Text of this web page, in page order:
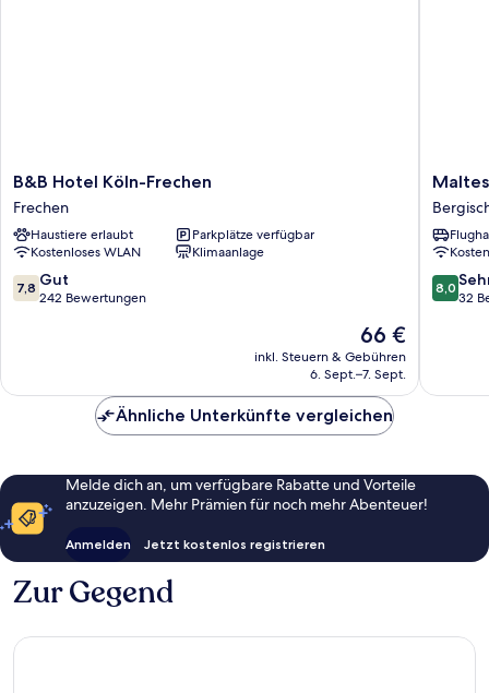
B&B
Hotel
Köln-
Frechen
Frechen
B&B Hotel Köln-Frechen
Frechen
Haustiere erlaubt
Parkplätze verfügbar
Kostenloses WLAN
Klimaanlage
7.8
von
7,8 Gut
242 Bewertungen
Der
Preis
beträgt
66 €
inkl. Steuern & Gebühren
6. Sept.–7. Sept.
Hotel
/
8.0
von
8,0
32
Ähnliche Unterkünfte vergleichen
Melde dich an, um verfügbare Rabatte und Vorteile
anzuzeigen. Mehr Prämien für noch mehr Abenteuer!
Anmelden Jetzt kostenlos registrieren
Zur Gegend